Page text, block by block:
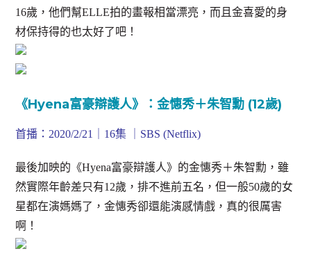
16歲，他們幫ELLE拍的畫報相當漂亮，而且金喜愛的身
材保持得的也太好了吧！
《Hyena富豪辯護人》：金憓秀＋朱智勳 (12歲)
首播：2020/2/21｜16集 ｜SBS (Netflix)
最後加映的《Hyena富豪辯護人》的金憓秀＋朱智勳，雖
然實際年齡差只有12歲，排不進前五名，但一般50歲的女
星都在演媽媽了，金憓秀卻還能演感情戲，真的很厲害
啊！